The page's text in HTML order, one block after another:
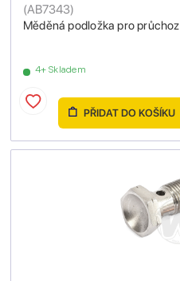
Měděná podložka pro
(AB7343)
4+ Skladem
PŘIDAT DO KOŠÍKU